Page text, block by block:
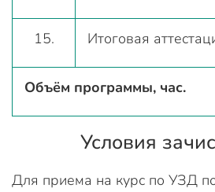
15. Итоговая
Объём программы, час.
Условия
Для приема на курс по УЗД